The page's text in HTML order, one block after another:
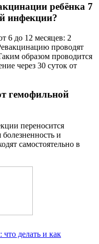
ребёнка 7
инфекции?
6 до 12 месяцев: 2
проводят
образом проводится
через 30 суток от
гемофильной
переносится
и
самостоятельно в
делать и как